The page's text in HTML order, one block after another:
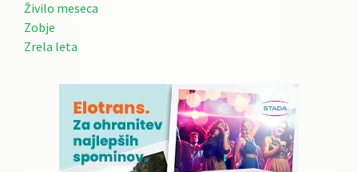
Živilo meseca
Zobje
Zrela leta